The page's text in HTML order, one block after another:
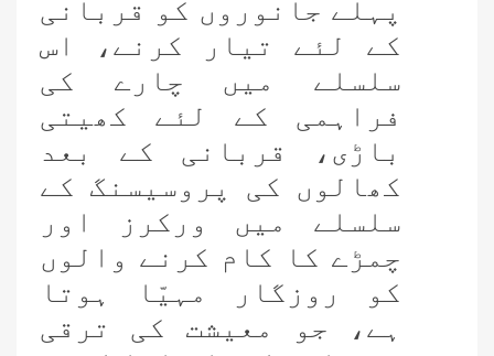
پہلے جانوروں کو قربانی
کے لئے تیار کرنے، اس
سلسلے میں چارے کی
فراہمی کے لئے کھیتی
باڑی، قربانی کے بعد
کھالوں کی پروسیسنگ کے
سلسلے میں ورکرز اور
چمڑے کا کام کرنے والوں
کو روزگار مہیّا ہوتا
ہے، جو معیشت کی ترقی